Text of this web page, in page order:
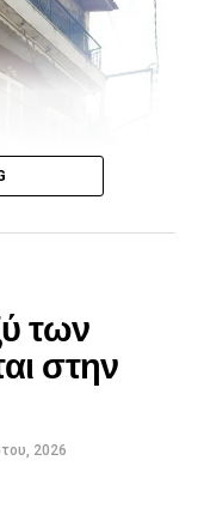
των
στην
2026